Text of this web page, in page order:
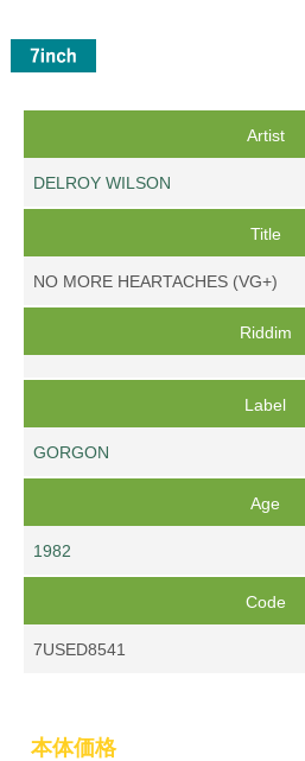
Artist
DELROY WILSON
Title
NO MORE HEARTACHES (VG+)
Riddim
Label
GORGON
Age
1982
Code
7USED8541
本体価格